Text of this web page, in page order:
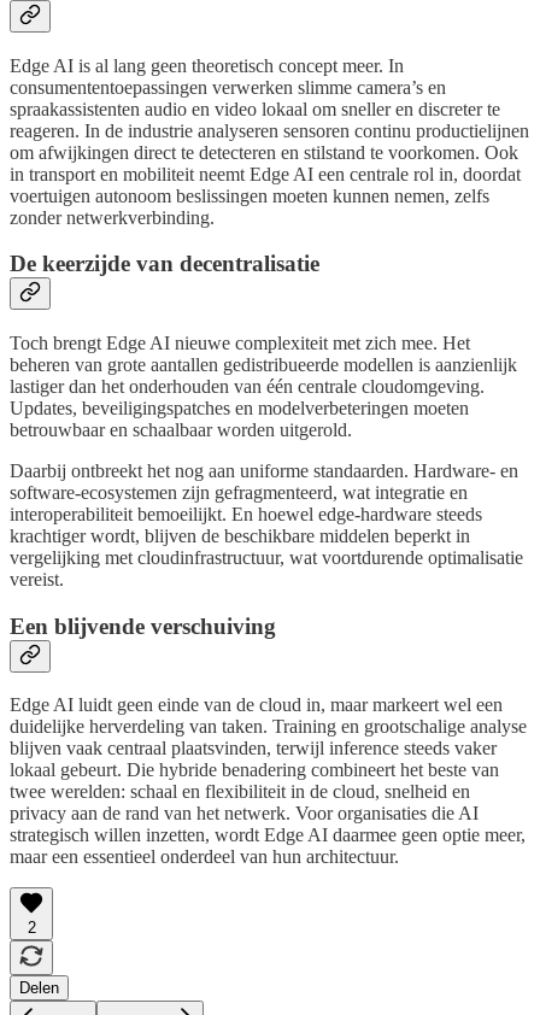
Edge AI is al lang geen theoretisch concept meer. In
consumententoepassingen verwerken slimme camera’s en
spraakassistenten audio en video lokaal om sneller en discreter te
reageren. In de industrie analyseren sensoren continu productielijnen
om afwijkingen direct te detecteren en stilstand te voorkomen. Ook
in transport en mobiliteit neemt Edge AI een centrale rol in, doordat
voertuigen autonoom beslissingen moeten kunnen nemen, zelfs
zonder netwerkverbinding.
De keerzijde van decentralisatie
Toch brengt Edge AI nieuwe complexiteit met zich mee. Het
beheren van grote aantallen gedistribueerde modellen is aanzienlijk
lastiger dan het onderhouden van één centrale cloudomgeving.
Updates, beveiligingspatches en modelverbeteringen moeten
betrouwbaar en schaalbaar worden uitgerold.
Daarbij ontbreekt het nog aan uniforme standaarden. Hardware- en
software-ecosystemen zijn gefragmenteerd, wat integratie en
interoperabiliteit bemoeilijkt. En hoewel edge-hardware steeds
krachtiger wordt, blijven de beschikbare middelen beperkt in
vergelijking met cloudinfrastructuur, wat voortdurende optimalisatie
vereist.
Een blijvende verschuiving
Edge AI luidt geen einde van de cloud in, maar markeert wel een
duidelijke herverdeling van taken. Training en grootschalige analyse
blijven vaak centraal plaatsvinden, terwijl inference steeds vaker
lokaal gebeurt. Die hybride benadering combineert het beste van
twee werelden: schaal en flexibiliteit in de cloud, snelheid en
privacy aan de rand van het netwerk. Voor organisaties die AI
strategisch willen inzetten, wordt Edge AI daarmee geen optie meer,
maar een essentieel onderdeel van hun architectuur.
2
Delen